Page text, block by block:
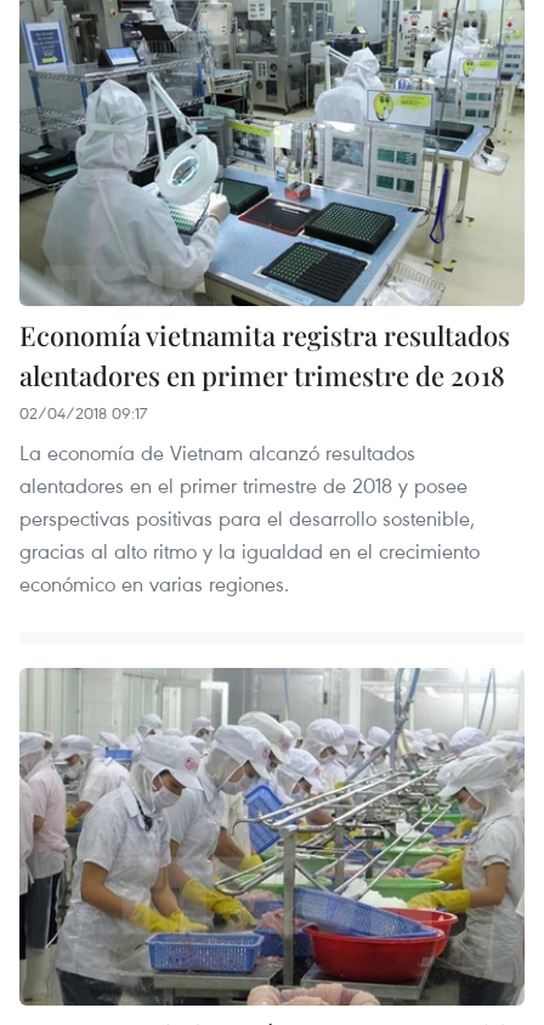
Economía vietnamita registra resultados
alentadores en primer trimestre de 2018
02/04/2018 09:17
La economía de Vietnam alcanzó resultados
alentadores en el primer trimestre de 2018 y posee
perspectivas positivas para el desarrollo sostenible,
gracias al alto ritmo y la igualdad en el crecimiento
económico en varias regiones.